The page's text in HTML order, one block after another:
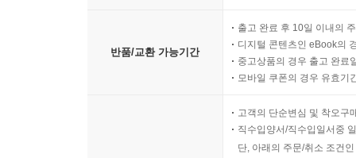
반품/교환 가능기간
출고 완료 후 10일 이내의
디지털 콘텐츠인 eBook의
중고상품의 경우 출고 완료
모바일 쿠폰의 경우 유효기
고객의 단순변심 및 착오구
직수입양서/직수입일서중
단, 아래의 주문/취소 조건